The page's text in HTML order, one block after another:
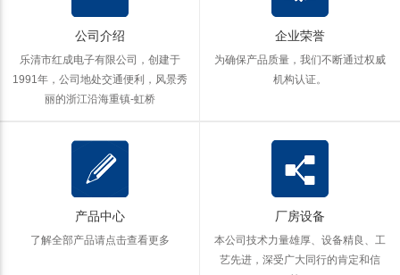
公司介绍
乐清市红成电子有限公司，创建于
1991年，公司地处交通便利，风景秀
丽的浙江沿海重镇-虹桥
企业荣誉
为确保产品质量，我们不断通过权威
机构认证。
产品中心
了解全部产品请点击查看更多
厂房设备
本公司技术力量雄厚、设备精良、工
艺先进，深受广大同行的肯定和信